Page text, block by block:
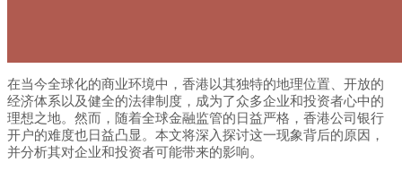
在当今全球化的商业环境中，香港以其独特的地理位置、开放的
经济体系以及健全的法律制度，成为了众多企业和投资者心中的
理想之地。然而，随着全球金融监管的日益严格，香港公司银行
开户的难度也日益凸显。本文将深入探讨这一现象背后的原因，
并分析其对企业和投资者可能带来的影响。